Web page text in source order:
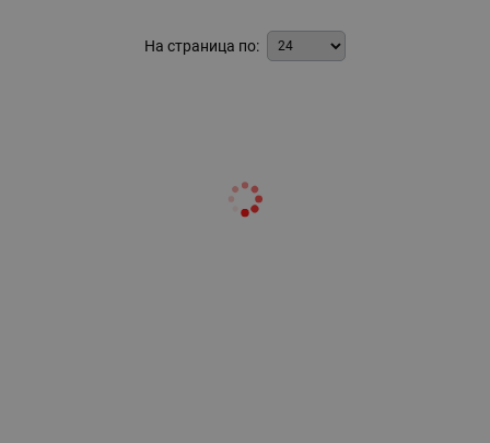
На страница по: